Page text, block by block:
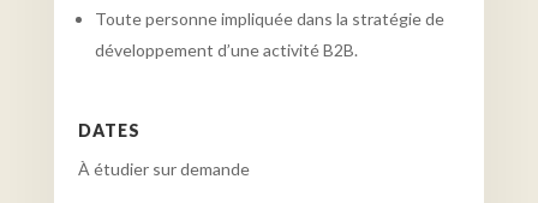
Toute personne impliquée dans la stratégie de
développement d’une activité B2B.
DATES
À étudier sur demande